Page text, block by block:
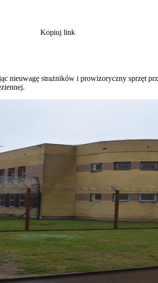
Kopiuj link
nieuwagę strażników i prowizoryczny sprzęt